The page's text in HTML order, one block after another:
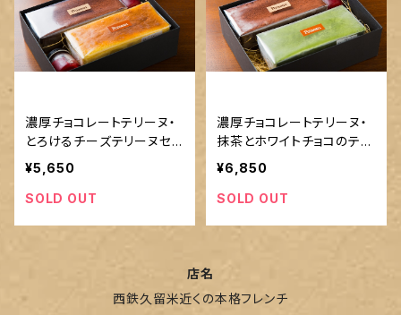
濃厚チョコレートテリーヌ・
とろけるチーズテリーヌセッ
ト（税込/送料込）
¥5,650
SOLD OUT
濃厚チョコレートテリーヌ・
抹茶とホワイトチョコのテリ
ーヌセット（税込・送料込）
¥6,850
SOLD OUT
店名
西鉄久留米近くの本格フレンチ